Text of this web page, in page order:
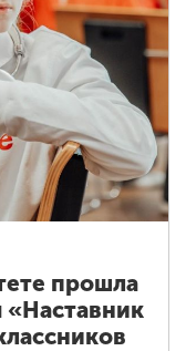
прошла
«Наставник